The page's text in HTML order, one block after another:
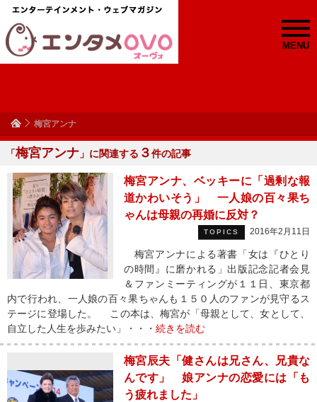
MENU
梅宮アンナ
「梅宮アンナ 」に関連する ３件の記事
梅宮アンナ、ベッキーに「過剰な報
道かわいそう」 一人娘の百々果ち
ゃんは母親の再婚に反対？
TOPICS 2016年2月11日
梅宮アンナによる著書「女は『ひとり
の時間』に磨かれる」出版記念記者会見
＆ファンミーティングが１１日、東京都
内で行われ、一人娘の百々果ちゃんも１５０人のファンが見守るス
テージに登場した。 この本は、梅宮が「母親として、女として、
自立した人生を歩みたい」・・・ 続きを読む
梅宮辰夫「健さんは兄さん、兄貴な
んです」 娘アンナの恋愛には「も
う疲れました」